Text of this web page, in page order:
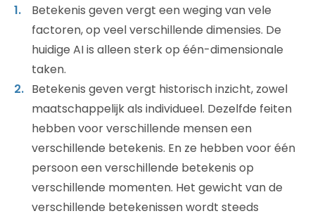
Betekenis geven vergt een weging van vele
factoren, op veel verschillende dimensies. De
huidige AI is alleen sterk op één-dimensionale
taken.
Betekenis geven vergt historisch inzicht, zowel
maatschappelijk als individueel. Dezelfde feiten
hebben voor verschillende mensen een
verschillende betekenis. En ze hebben voor één
persoon een verschillende betekenis op
verschillende momenten. Het gewicht van de
verschillende betekenissen wordt steeds